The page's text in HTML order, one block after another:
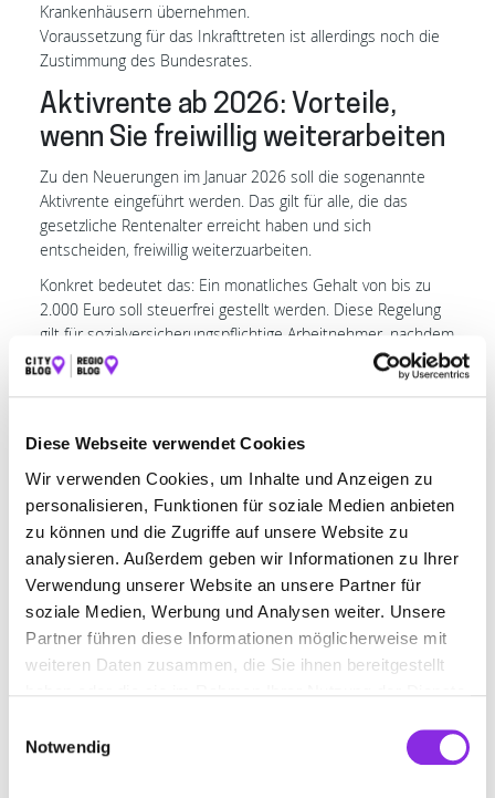
Diese Webseite verwendet Cookies
Wir verwenden Cookies, um Inhalte und Anzeigen zu
personalisieren, Funktionen für soziale Medien anbieten
zu können und die Zugriffe auf unsere Website zu
analysieren. Außerdem geben wir Informationen zu Ihrer
Verwendung unserer Website an unsere Partner für
soziale Medien, Werbung und Analysen weiter. Unsere
Partner führen diese Informationen möglicherweise mit
weiteren Daten zusammen, die Sie ihnen bereitgestellt
Notwendig
Krankenhäusern übernehmen.
Voraussetzung für das Inkrafttreten ist allerdings noch die
Zustimmung des Bundesrates.
Aktivrente ab 2026: Vorteile,
wenn Sie freiwillig weiterarbeiten
Zu den Neuerungen im Januar 2026 soll die sogenannte
Aktivrente eingeführt werden. Das gilt für alle, die das
gesetzliche Rentenalter erreicht haben und sich
entscheiden, freiwillig weiterzuarbeiten.
Konkret bedeutet das: Ein monatliches Gehalt von bis zu
2.000 Euro soll steuerfrei gestellt werden. Diese Regelung
gilt für sozialversicherungspflichtige Arbeitnehmer, nachdem
sie die Regelaltersgrenze überschritten haben.
Selbstständige sowie Beamte sind von der Aktivrente
oder den Rentenbeginn aufschiebt. Voraussetzung ist, dass
sie die Regelaltersgrenze – die Vollendung des 67.
Lebensjahres – überschritten hat.
Neue Rückgaberegelungen für E-
Zigaretten und Batterien
Die Novelle des Elektro- und Elektronikgerätegesetzes
(ElektroG) verbessert die Rückgabemöglichkeiten für kleine
Elektrogeräte deutlich. Künftig sind alle Verkaufsstellen
Sammelstellen im Handel werden einheitlich
gekennzeichnet und die Verkaufsstellen müssen dich gut